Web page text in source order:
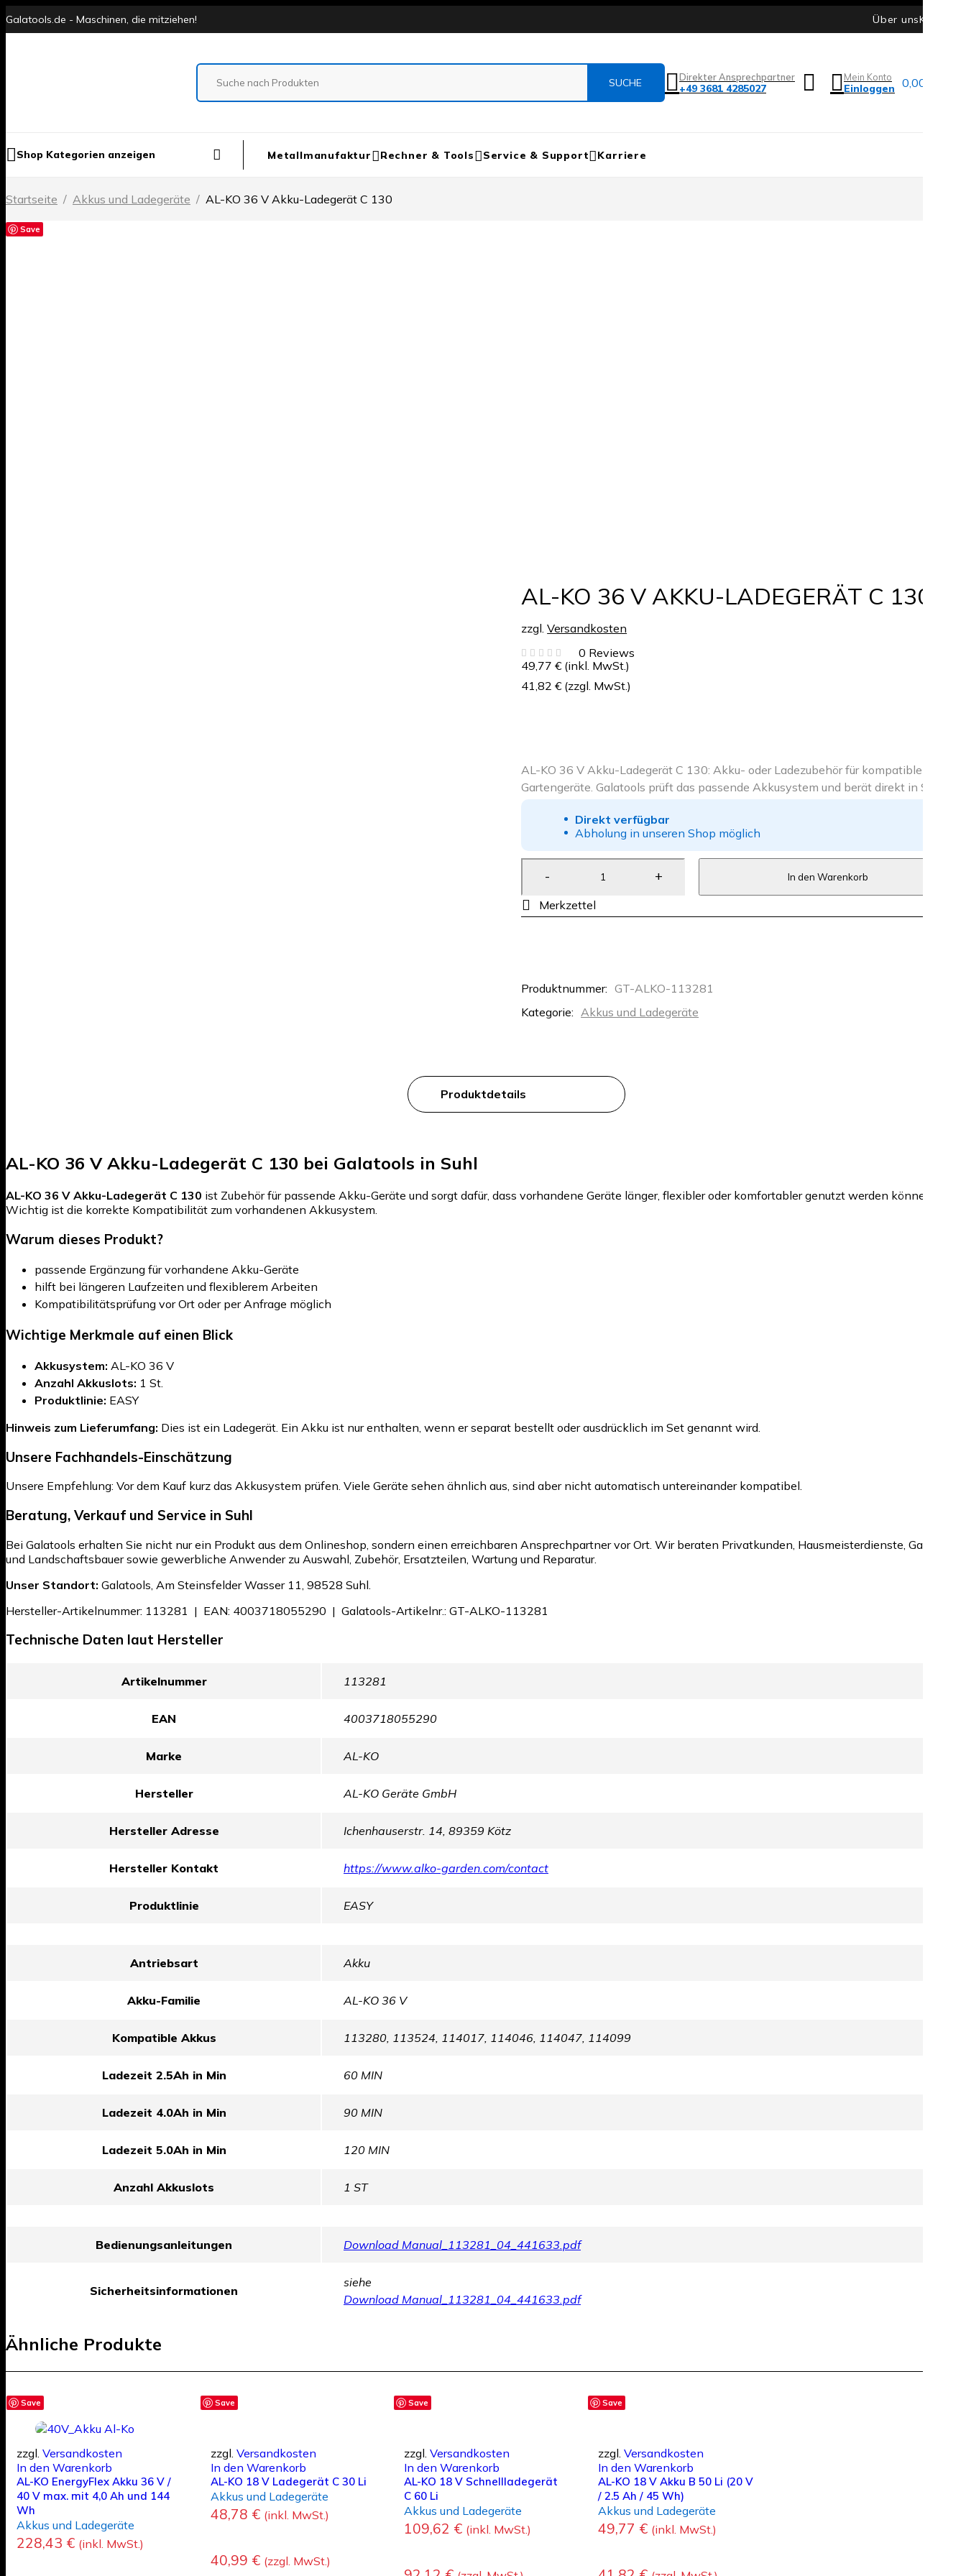
Galatools.de - Maschinen, die mitziehen! Über unsKontakt
Direkter Ansprechpartner
+49 3681 4285027
Mein Konto
Einloggen 0,00
Shop Kategorien anzeigen Metallmanufaktur Rechner & Tools Service & Support Karriere
Startseite / Akkus und Ladegeräte / AL-KO 36 V Akku-Ladegerät C 130
Save
AL-KO 36 V AKKU-LADEGERÄT C 130
zzgl.Versandkosten
0 Reviews
49,77€ (inkl. MwSt.)
41,82€ (zzgl. MwSt.)
AL-KO 36 V Akku-Ladegerät C 130: Akku- oder Ladezubehör für kompatible
Gartengeräte. Galatools prüft das passende Akkusystem und berät direkt in Suhl.
Direkt verfügbar
Abholung in unseren Shop möglich
In den Warenkorb
Produktnummer: GT-ALKO-113281
Kategorie: Akkus und Ladegeräte
Produktdetails
AL-KO 36 V Akku-Ladegerät C 130 bei Galatools in Suhl
AL-KO 36 V Akku-Ladegerät C 130 ist Zubehör für passende Akku-Geräte und sorgt dafür, dass vorhandene Geräte länger, flexibler oder komfortabler genutzt werden können.
Wichtig ist die korrekte Kompatibilität zum vorhandenen Akkusystem.
Warum dieses Produkt?
passende Ergänzung für vorhandene Akku-Geräte
hilft bei längeren Laufzeiten und flexiblerem Arbeiten
Kompatibilitätsprüfung vor Ort oder per Anfrage möglich
Wichtige Merkmale auf einen Blick
Akkusystem: AL-KO 36 V
Anzahl Akkuslots: 1 St.
Produktlinie: EASY
Hinweis zum Lieferumfang: Dies ist ein Ladegerät. Ein Akku ist nur enthalten, wenn er separat bestellt oder ausdrücklich im Set genannt wird.
Unsere Fachhandels-Einschätzung
Unsere Empfehlung: Vor dem Kauf kurz das Akkusystem prüfen. Viele Geräte sehen ähnlich aus, sind aber nicht automatisch untereinander kompatibel.
Beratung, Verkauf und Service in Suhl
Bei Galatools erhalten Sie nicht nur ein Produkt aus dem Onlineshop, sondern einen erreichbaren Ansprechpartner vor Ort. Wir beraten Privatkunden, Hausmeisterdienste, Garten-
und Landschaftsbauer sowie gewerbliche Anwender zu Auswahl, Zubehör, Ersatzteilen, Wartung und Reparatur.
Unser Standort: Galatools, Am Steinsfelder Wasser 11, 98528 Suhl.
Hersteller-Artikelnummer: 113281 | EAN: 4003718055290 | Galatools-Artikelnr.: GT-ALKO-113281
Technische Daten laut Hersteller
Artikelnummer 113281
EAN 4003718055290
Marke AL-KO
Hersteller AL-KO Geräte GmbH
Hersteller Adresse Ichenhauserstr. 14, 89359 Kötz
Hersteller Kontakt https://www.alko-garden.com/contact
Produktlinie EASY
Antriebsart Akku
Akku-Familie AL-KO 36 V
Kompatible Akkus 113280, 113524, 114017, 114046, 114047, 114099
Ladezeit 2.5Ah in Min 60 MIN
Ladezeit 4.0Ah in Min 90 MIN
Ladezeit 5.0Ah in Min 120 MIN
Anzahl Akkuslots 1 ST
Bedienungsanleitungen Download Manual_113281_04_441633.pdf
Sicherheitsinformationen
siehe
Download Manual_113281_04_441633.pdf
Ähnliche Produkte
Save
zzgl. Versandkosten
In den Warenkorb
AL-KO EnergyFlex Akku 36 V /
40 V max. mit 4,0 Ah und 144
Wh
Akkus und Ladegeräte
228,43 € (inkl. MwSt.)
Save
zzgl. Versandkosten
In den Warenkorb
AL-KO 18 V Ladegerät C 30 Li
Akkus und Ladegeräte
48,78 € (inkl. MwSt.)
40,99 € (zzgl. MwSt.)
Save
zzgl.Versandkosten
In den Warenkorb
AL-KO 18 V Schnellladegerät
C 60 Li
Akkus und Ladegeräte
109,62 € (inkl. MwSt.)
Save
zzgl. Versandkosten
In den Warenkorb
AL-KO 18 V Akku B 50 Li (20 V
/ 2.5 Ah / 45 Wh)
Akkus und Ladegeräte
49,77 € (inkl. MwSt.)